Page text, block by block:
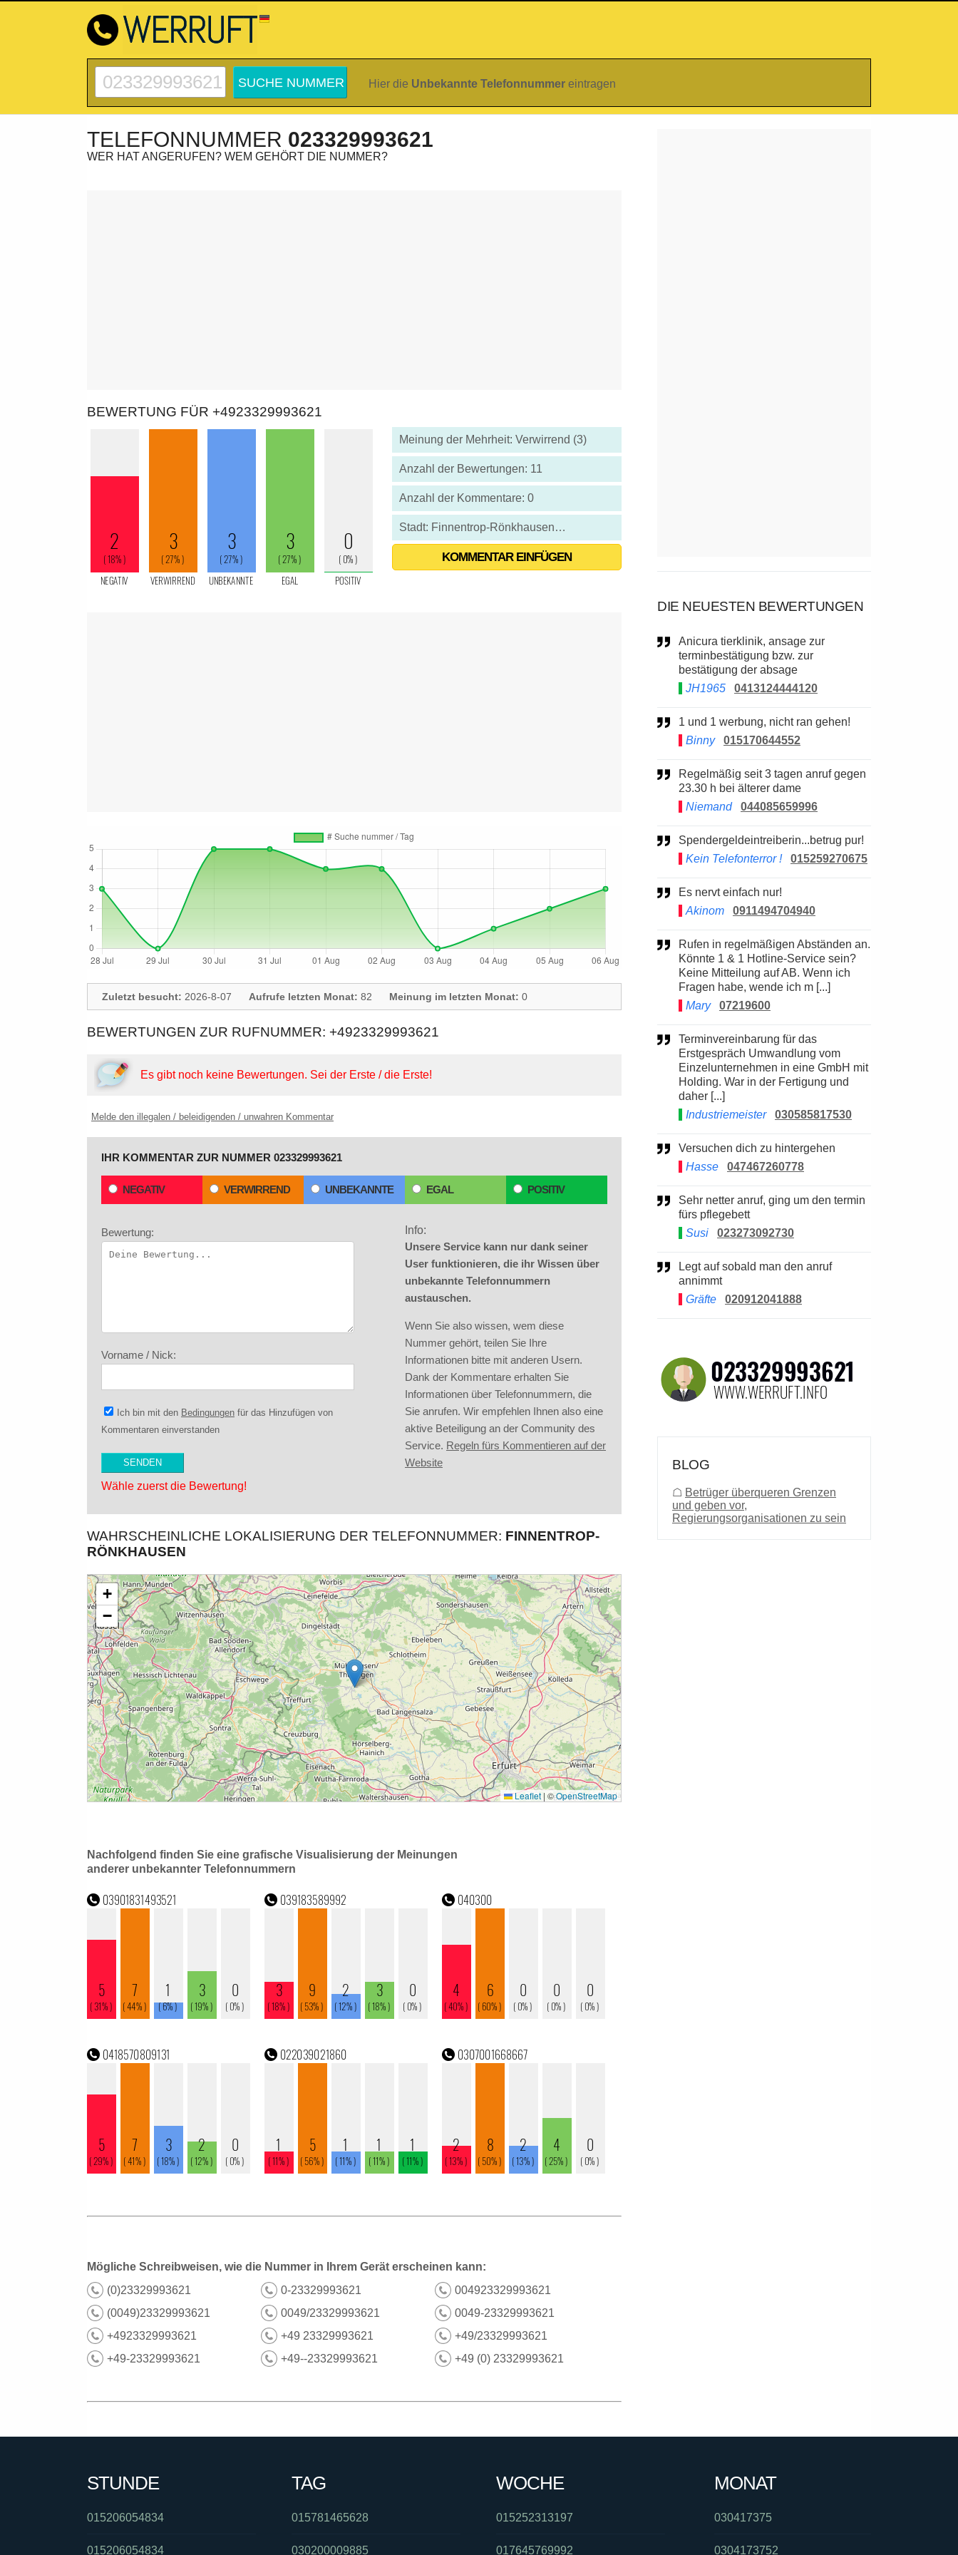
Hier die Unbekannte Telefonnummer eintragen
TELEFONNUMMER 023329993621
WER HAT ANGERUFEN? WEM GEHÖRT DIE NUMMER?
BEWERTUNG FÜR +4923329993621
Meinung der Mehrheit: Verwirrend (3)
Anzahl der Bewertungen: 11
Anzahl der Kommentare: 0
Stadt: Finnentrop-Rönkhausen - Deutschland
KOMMENTAR EINFÜGEN
Zuletzt besucht: 2026-8-07 Aufrufe letzten Monat: 82 Meinung im letzten Monat: 0
BEWERTUNGEN ZUR RUFNUMMER: +4923329993621
Es gibt noch keine Bewertungen. Sei der Erste / die Erste!
Melde den illegalen / beleidigenden / unwahren Kommentar
IHR KOMMENTAR ZUR NUMMER 023329993621
NEGATIV VERWIRREND UNBEKANNTE EGAL POSITIV
Bewertung:
Vorname / Nick:
Ich bin mit den Bedingungen für das Hinzufügen von
Kommentaren einverstanden
Wähle zuerst die Bewertung!
Info:
Unsere Service kann nur dank seiner
User funktionieren, die ihr Wissen über
unbekannte Telefonnummern
austauschen.
Wenn Sie also wissen, wem diese
Nummer gehört, teilen Sie Ihre
Informationen bitte mit anderen Usern.
Dank der Kommentare erhalten Sie
Informationen über Telefonnummern, die
Sie anrufen. Wir empfehlen Ihnen also eine
aktive Beteiligung an der Community des
Service. Regeln fürs Kommentieren auf der
Website
WAHRSCHEINLICHE LOKALISIERUNG DER TELEFONNUMMER: FINNENTROP-
RÖNKHAUSEN
Nachfolgend finden Sie eine grafische Visualisierung der Meinungen
anderer unbekannter Telefonnummern
Mögliche Schreibweisen, wie die Nummer in Ihrem Gerät erscheinen kann:
(0)23329993621
0-23329993621
004923329993621
(0049)23329993621
0049/23329993621
0049-23329993621
+4923329993621
+49 23329993621
+49/23329993621
+49-23329993621
+49--23329993621 +49 (0) 23329993621
DIE NEUESTEN BEWERTUNGEN
Anicura tierklinik, ansage zur
terminbestätigung bzw. zur
bestätigung der absage
JH1965
0413124444120
1 und 1 werbung, nicht ran gehen!
Binny
015170644552
Regelmäßig seit 3 tagen anruf gegen
23.30 h bei älterer dame
Niemand
044085659996
Spendergeldeintreiberin...betrug pur!
Kein Telefonterror !
015259270675
Es nervt einfach nur!
Akinom
0911494704940
Rufen in regelmäßigen Abständen an.
Könnte 1 & 1 Hotline-Service sein?
Keine Mitteilung auf AB. Wenn ich
Fragen habe, wende ich m [...]
Mary
07219600
Terminvereinbarung für das
Erstgespräch Umwandlung vom
Einzelunternehmen in eine GmbH mit
Holding. War in der Fertigung und
daher [...]
Industriemeister
030585817530
Versuchen dich zu hintergehen
Hasse
047467260778
Sehr netter anruf, ging um den termin
fürs pflegebett
Susi
023273092730
Legt auf sobald man den anruf
annimmt
Gräfte
020912041888
BLOG
☖ Betrüger überqueren Grenzen
und geben vor,
Regierungsorganisationen zu sein
STUNDE
015206054834
015206054834
TAG
015781465628
030200009885
WOCHE
015252313197
017645769992
MONAT
030417375
0304173752